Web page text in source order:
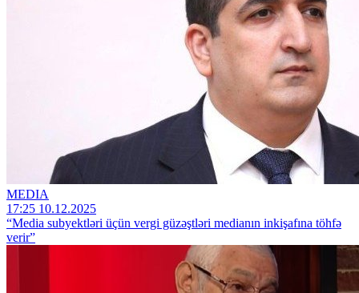
MEDIA
17:25 10.12.2025
“Media subyektləri üçün vergi güzəştləri medianın inkişafına töhfə
verir”